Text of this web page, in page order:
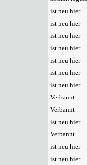
ist neu hier
ist neu hier
ist neu hier
ist neu hier
ist neu hier
ist neu hier
ist neu hier
Verbannt
Verbannt
ist neu hier
Verbannt
ist neu hier
ist neu hier